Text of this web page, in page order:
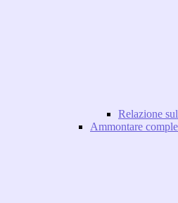
Relazione
Ammontare